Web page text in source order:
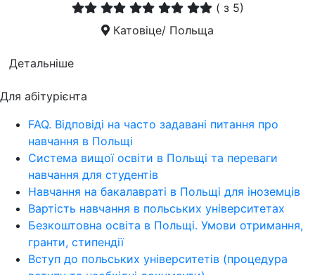
( з 5)
Катовіце/ Польща
Детальніше
Для абітурієнта
FAQ. Відповіді на часто задавані питання про
навчання в Польщі
Система вищої освіти в Польщі та переваги
навчання для студентів
Навчання на бакалавраті в Польщі для іноземців
Вартість навчання в польських університетах
Безкоштовна освіта в Польщі. Умови отримання,
гранти, стипендії
Вступ до польських університетів (процедура